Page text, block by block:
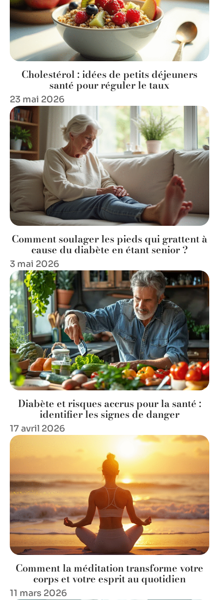
Cholestérol : idées de petits déjeuners
santé pour réguler le taux
23 mai 2026
Comment soulager les pieds qui grattent à
cause du diabète en étant senior ?
3 mai 2026
Diabète et risques accrus pour la santé :
identifier les signes de danger
17 avril 2026
Comment la méditation transforme votre
corps et votre esprit au quotidien
11 mars 2026